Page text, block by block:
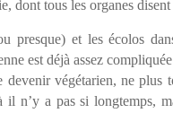
dont tous les organes
presque) et les écolos
est déjà assez
devenir végétarien, ne plus
il n’y a pas si longtemps,